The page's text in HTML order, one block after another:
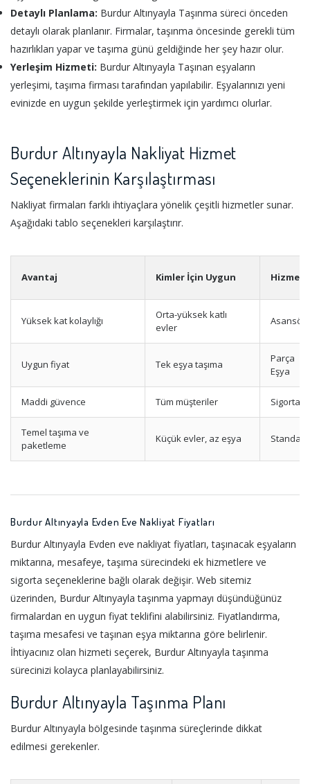
Detaylı Planlama: Burdur Altınyayla Taşınma süreci önceden
detaylı olarak planlanır. Firmalar, taşınma öncesinde gerekli tüm
hazırlıkları yapar ve taşıma günü geldiğinde her şey hazır olur.
Yerleşim Hizmeti: Burdur Altınyayla Taşınan eşyaların
yerleşimi, taşıma firması tarafından yapılabilir. Eşyalarınızı yeni
evinizde en uygun şekilde yerleştirmek için yardımcı olurlar.
Burdur Altınyayla Nakliyat Hizmet
Seçeneklerinin Karşılaştırması
Nakliyat firmaları farklı ihtiyaçlara yönelik çeşitli hizmetler sunar.
Aşağıdaki tablo seçenekleri karşılaştırır.
Avantaj Kimler İçin Uygun Hizmet
Yüksek kat kolaylığı
Orta-yüksek katlı
evler
Uygun fiyat Tek eşya taşıma
Parça
Eşya
Maddi güvence Tüm müşteriler Sigortalı
Temel taşıma ve
paketleme
Küçük evler, az eşya Standart
Burdur Altınyayla Evden Eve Nakliyat Fiyatları
Burdur Altınyayla Evden eve nakliyat fiyatları, taşınacak eşyaların
miktarına, mesafeye, taşıma sürecindeki ek hizmetlere ve
sigorta seçeneklerine bağlı olarak değişir. Web sitemiz
üzerinden, Burdur Altınyayla taşınma yapmayı düşündüğünüz
firmalardan en uygun fiyat teklifini alabilirsiniz. Fiyatlandırma,
taşıma mesafesi ve taşınan eşya miktarına göre belirlenir.
İhtiyacınız olan hizmeti seçerek, Burdur Altınyayla taşınma
sürecinizi kolayca planlayabilirsiniz.
Burdur Altınyayla Taşınma Planı
Burdur Altınyayla bölgesinde taşınma süreçlerinde dikkat
edilmesi gerekenler.